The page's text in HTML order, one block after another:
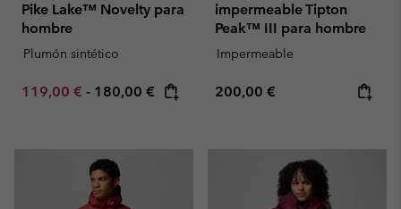
Pike Lake™ Novelty para
hombre
Plumón sintético
Minimum sale price:
119,00 € - Maximum price:
180,00 €
impermeable Tipton
Peak™ III para hombre
Impermeable
Regular price:
200,00 €